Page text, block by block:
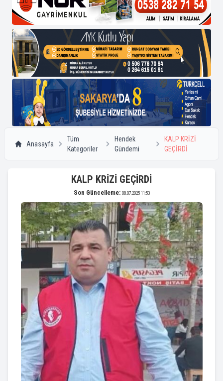
Anasayfa
Tüm
Kategoriler
Hendek
Gündemi
KALP KRİZİ
GEÇİRDİ
KALP KRİZİ GEÇİRDİ
Son Güncelleme: 08.07.2025 11:53